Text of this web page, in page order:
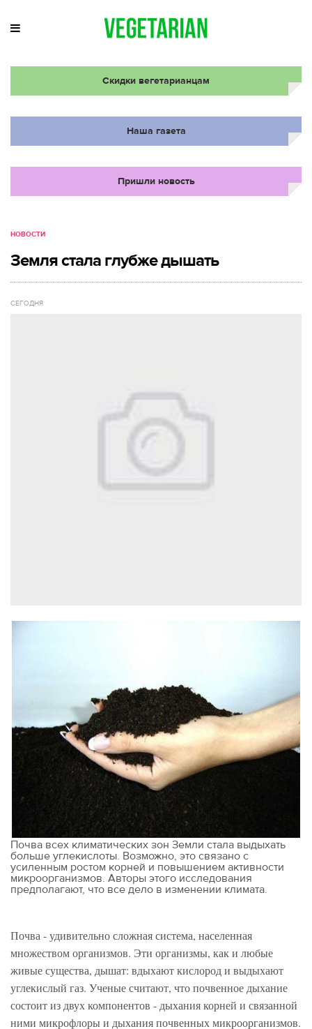
Скидки вегетарианцам
Наша газета
Пришли новость
НОВОСТИ
Земля стала глубже дышать
СЕГОДНЯ
Почва всех климатических зон Земли стала выдыхать
больше углекислоты. Возможно, это связано с
усиленным ростом корней и повышением активности
микроорганизмов. Авторы этого исследования
предполагают, что все дело в изменении климата.
Почва - удивительно сложная система, населенная
множеством организмов. Эти организмы, как и любые
живые существа, дышат: вдыхают кислород и выдыхают
углекислый газ. Ученые считают, что почвенное дыхание
состоит из двух компонентов - дыхания корней и связанной
ними микрофлоры и дыхания почвенных микроорганизмов.